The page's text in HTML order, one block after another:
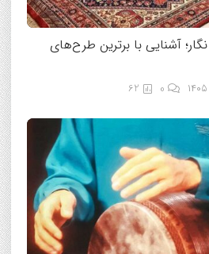
آشنایی با برترین طرح‌های
62